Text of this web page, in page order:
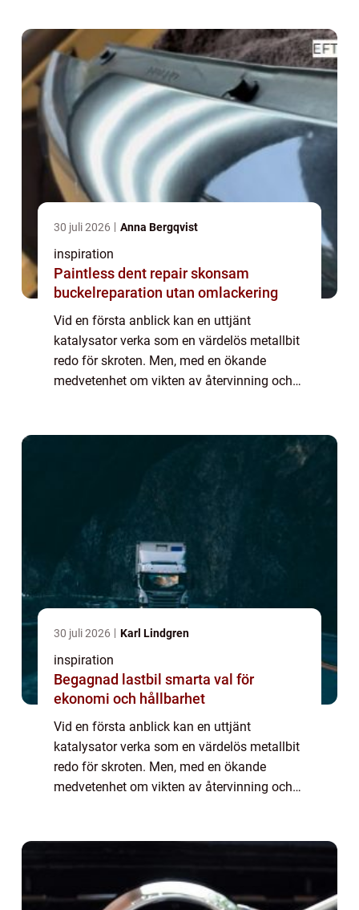
30 juli 2026 Anna Bergqvist
inspiration
Paintless dent repair skonsam
buckelreparation utan omlackering
Vid en första anblick kan en uttjänt
katalysator verka som en värdelös metallbit
redo för skroten. Men, med en ökande
medvetenhet om vikten av återvinning och
30 juli 2026 Karl Lindgren
inspiration
Begagnad lastbil smarta val för
ekonomi och hållbarhet
Vid en första anblick kan en uttjänt
katalysator verka som en värdelös metallbit
redo för skroten. Men, med en ökande
medvetenhet om vikten av återvinning och